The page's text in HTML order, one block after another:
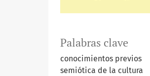
Palabras clave
conocimientos previos
semiótica de la cultura